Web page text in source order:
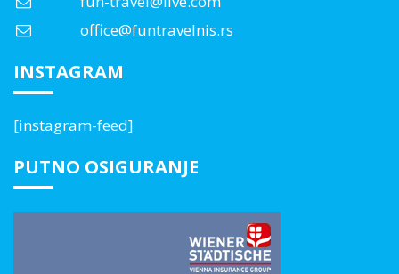
office@funtravelnis.rs
INSTAGRAM
[instagram-feed]
PUTNO OSIGURANJE